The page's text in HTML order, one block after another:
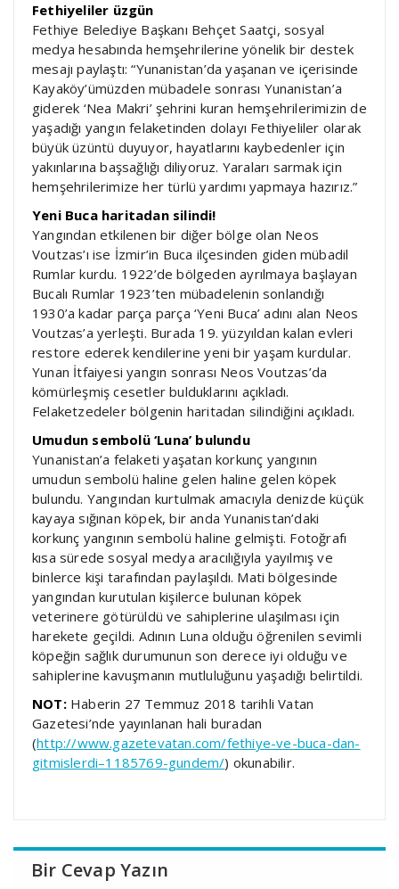
Fethiyeliler üzgün
Fethiye Belediye Başkanı Behçet Saatçi, sosyal
medya hesabında hemşehrilerine yönelik bir destek
mesajı paylaştı: “Yunanistan’da yaşanan ve içerisinde
Kayaköy’ümüzden mübadele sonrası Yunanistan’a
giderek ‘Nea Makri’ şehrini kuran hemşehrilerimizin de
yaşadığı yangın felaketinden dolayı Fethiyeliler olarak
büyük üzüntü duyuyor, hayatlarını kaybedenler için
yakınlarına başsağlığı diliyoruz. Yaraları sarmak için
hemşehrilerimize her türlü yardımı yapmaya hazırız.”
Yeni Buca haritadan silindi!
Yangından etkilenen bir diğer bölge olan Neos
Voutzas’ı ise İzmir’in Buca ilçesinden giden mübadil
Rumlar kurdu. 1922’de bölgeden ayrılmaya başlayan
Bucalı Rumlar 1923’ten mübadelenin sonlandığı
1930’a kadar parça parça ‘Yeni Buca’ adını alan Neos
Voutzas’a yerleşti. Burada 19. yüzyıldan kalan evleri
restore ederek kendilerine yeni bir yaşam kurdular.
Yunan İtfaiyesi yangın sonrası Neos Voutzas’da
kömürleşmiş cesetler bulduklarını açıkladı.
Felaketzedeler bölgenin haritadan silindiğini açıkladı.
Umudun sembolü ‘Luna’ bulundu
Yunanistan’a felaketi yaşatan korkunç yangının
umudun sembolü haline gelen haline gelen köpek
bulundu. Yangından kurtulmak amacıyla denizde küçük
kayaya sığınan köpek, bir anda Yunanistan’daki
korkunç yangının sembolü haline gelmişti. Fotoğrafı
kısa sürede sosyal medya aracılığıyla yayılmış ve
binlerce kişi tarafından paylaşıldı. Mati bölgesinde
yangından kurutulan kişilerce bulunan köpek
veterinere götürüldü ve sahiplerine ulaşılması için
harekete geçildi. Adının Luna olduğu öğrenilen sevimli
köpeğin sağlık durumunun son derece iyi olduğu ve
sahiplerine kavuşmanın mutluluğunu yaşadığı belirtildi.
NOT:Haberin 27 Temmuz 2018 tarihli Vatan
Gazetesi’nde yayınlanan hali buradan
(http://www.gazetevatan.com/fethiye-ve-buca-dan-
gitmislerdi–1185769-gundem/) okunabilir.
Bir Cevap Yazın